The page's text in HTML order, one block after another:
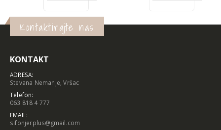
Kontaktirajte nas
KONTAKT
ADRESA:
Stevana Nemanje, Vršac
Telefon:
063 818 4 777
EMAIL:
sifonjerplus@gmail.com